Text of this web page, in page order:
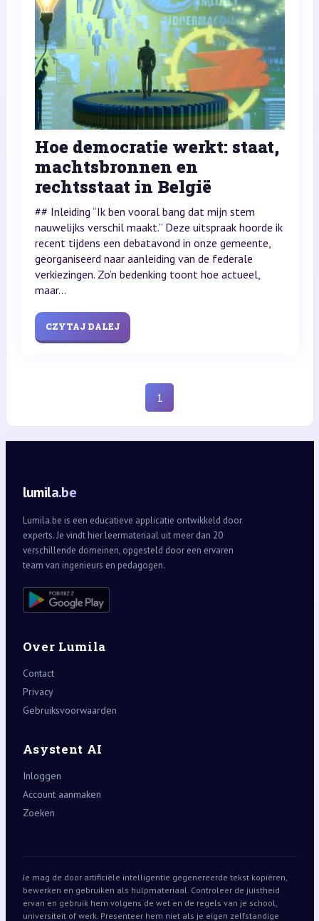
Hoe democratie werkt: staat,
machtsbronnen en
rechtsstaat in België
## Inleiding “Ik ben vooral bang dat mijn stem
nauwelijks verschil maakt.” Deze uitspraak hoorde ik
recent tijdens een debatavond in onze gemeente,
georganiseerd naar aanleiding van de federale
verkiezingen. Zo’n bedenking toont hoe actueel,
maar...
CZYTAJ DALEJ
1
lumila.be
Lumila.be is een educatieve applicatie ontwikkeld door
experts. Je vindt hier leermateriaal uit meer dan 20
verschillende domeinen, opgesteld door een ervaren
team van ingenieurs en pedagogen.
Over Lumila
Contact
Privacy
Gebruiksvoorwaarden
Asystent AI
Inloggen
Account aanmaken
Zoeken
Je mag de door artificiële intelligentie gegenereerde tekst kopiëren,
bewerken en gebruiken als hulpmateriaal. Controleer de juistheid
ervan en gebruik hem volgens de wet en de regels van je school,
universiteit of werk. Presenteer hem niet als je eigen zelfstandige